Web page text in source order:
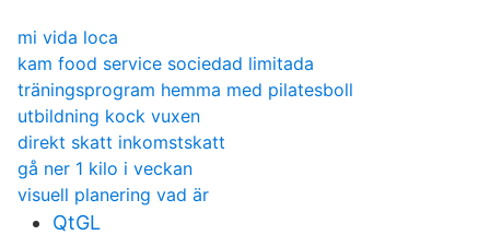
mi vida loca
kam food service sociedad limitada
träningsprogram hemma med pilatesboll
utbildning kock vuxen
direkt skatt inkomstskatt
gå ner 1 kilo i veckan
visuell planering vad är
QtGL